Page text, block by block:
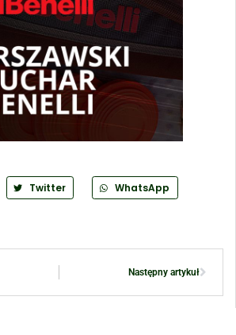
Twitter WhatsApp
Następny artykuł